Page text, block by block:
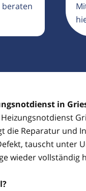
beraten
in
die Reparatur und
tauscht unter
wieder vollständig